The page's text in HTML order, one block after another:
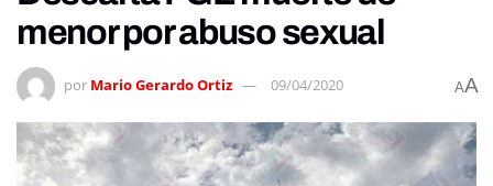
menor por abuso sexual
por Mario Gerardo Ortiz 09/04/2020 AA